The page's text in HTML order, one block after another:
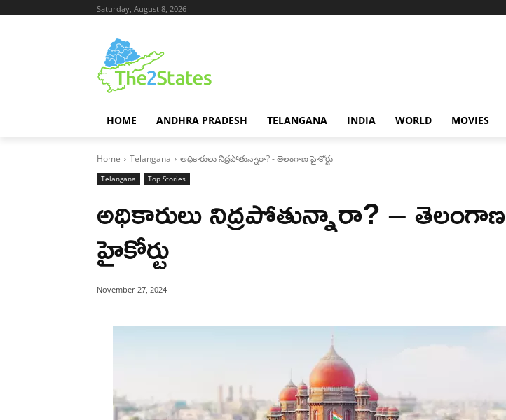
Saturday, August 8, 2026
HOME ANDHRA PRADESH TELANGANA INDIA WORLD MOVIES
Home Telangana అధికారులు నిద్రపోతున్నారా? - తెలంగాణ హైకోర్టు
Telangana Top Stories
అధికారులు నిద్రపోతున్నారా? – తెలంగాణ
హైకోర్టు
November 27, 2024